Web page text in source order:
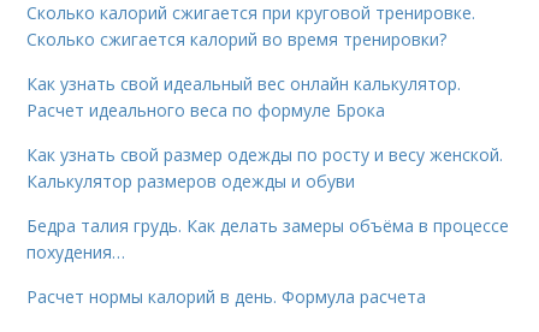
Сколько калорий сжигается при круговой тренировке.
Сколько сжигается калорий во время тренировки?
Как узнать свой идеальный вес онлайн калькулятор.
Расчет идеального веса по формуле Брока
Как узнать свой размер одежды по росту и весу женской.
Калькулятор размеров одежды и обуви
Бедра талия грудь. Как делать замеры объёма в процессе
похудения…
Расчет нормы калорий в день. Формула расчета